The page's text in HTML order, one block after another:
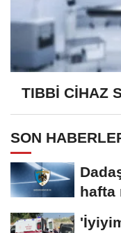
TIBBİ CİHAZ
SON
hafta